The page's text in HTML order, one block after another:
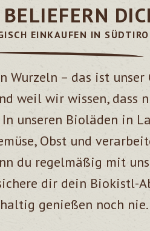
EINKAUFEN IN
Wurzeln – das ist
weil wir wissen,
unseren Bioläden in
Obst und
du regelmäßig mit
dir dein Biokistl-
genießen noch nie.